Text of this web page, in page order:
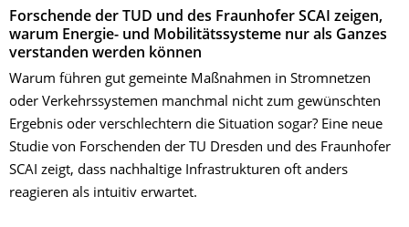
Forschende der TUD und des Fraunhofer SCAI zeigen,
warum Energie- und Mobilitätssysteme nur als Ganzes
verstanden werden können
Warum führen gut gemeinte Maßnahmen in Stromnetzen
oder Verkehrssystemen manchmal nicht zum gewünschten
Ergebnis oder verschlechtern die Situation sogar? Eine neue
Studie von Forschenden der TU Dresden und des Fraunhofer
SCAI zeigt, dass nachhaltige Infrastrukturen oft anders
reagieren als intuitiv erwartet.